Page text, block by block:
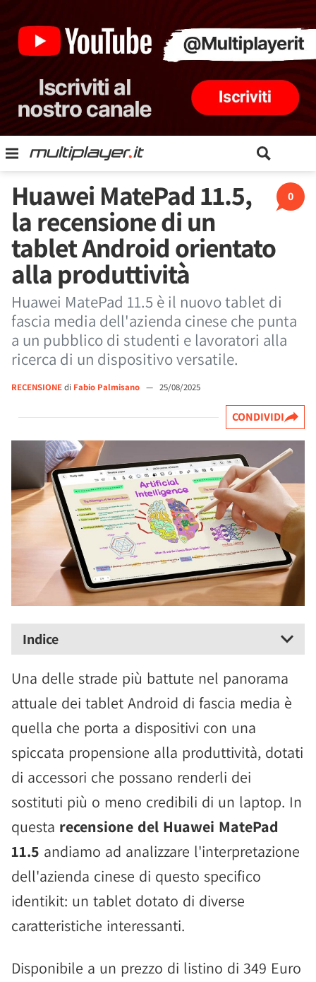
0
Huawei MatePad 11.5,
la recensione di un
tablet Android orientato
alla produttività
Huawei MatePad 11.5 è il nuovo tablet di
fascia media dell'azienda cinese che punta
a un pubblico di studenti e lavoratori alla
ricerca di un dispositivo versatile.
RECENSIONEdi Fabio Palmisano — 25/08/2025
CONDIVIDI
Indice
Una delle strade più battute nel panorama
attuale dei tablet Android di fascia media è
quella che porta a dispositivi con una
spiccata propensione alla produttività, dotati
di accessori che possano renderli dei
sostituti più o meno credibili di un laptop. In
questa recensione del Huawei MatePad
11.5 andiamo ad analizzare l'interpretazione
dell'azienda cinese di questo specifico
identikit: un tablet dotato di diverse
caratteristiche interessanti.
Disponibile a un prezzo di listino di 349 Euro